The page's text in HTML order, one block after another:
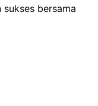
bersama